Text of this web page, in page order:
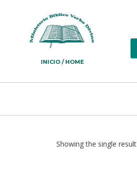
INICIO / HOME
Showing the single result